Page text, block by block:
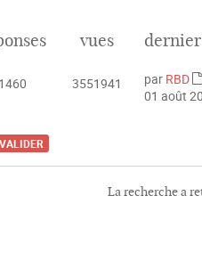
vues dernier
1460 3551941 par RBD
C
t
01 août
La recherche a